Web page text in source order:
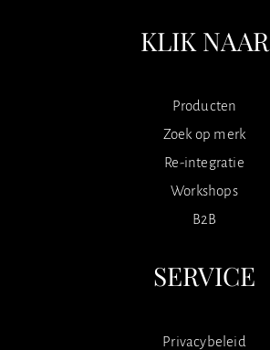
KLIK NAAR
Producten
Zoek op merk
Re-integratie
Workshops
B2B
SERVICE
Privacybeleid